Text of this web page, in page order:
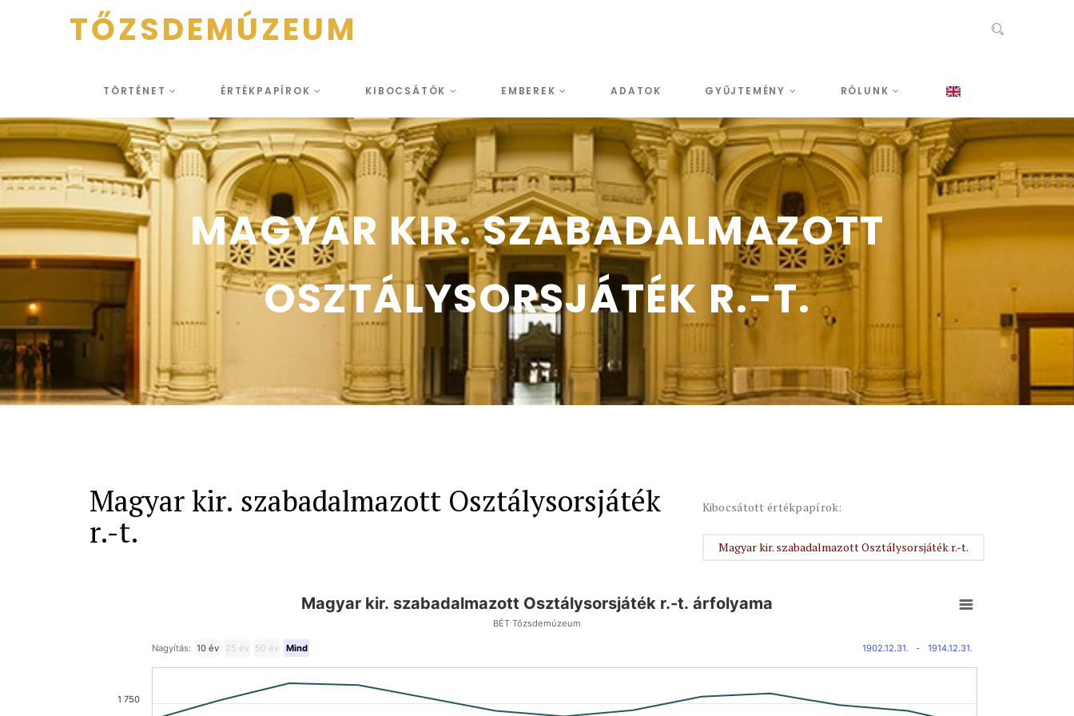
TŐZSDEMÚZEUM
TÖRTÉNET ÉRTÉKPAPÍROK KIBOCSÁTÓK EMBEREK ADATOK GYŰJTEMÉNY RÓLUNK
MAGYAR KIR. SZABADALMAZOTT
OSZTÁLYSORSJÁTÉK R.-T.
Magyar kir. szabadalmazott Osztálysorsjáték
r.-t.
Kibocsátott értékpapírok:
Magyar kir. szabadalmazott Osztálysorsjáték r.-t.
Magyar kir. szabadalmazott Osztálysorsjáték r.-t. árfolyama
BÉT Tőzsdemúzeum
Nagyítás: 10 év 25 év 50 év Mind 1902.12.31. - 1914.12.31.
1 750